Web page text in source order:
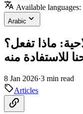
Available languages:
Arabic
ماذا تفعل؟
للاستفادة منه
8 Jan 2026·3 min read
Articles